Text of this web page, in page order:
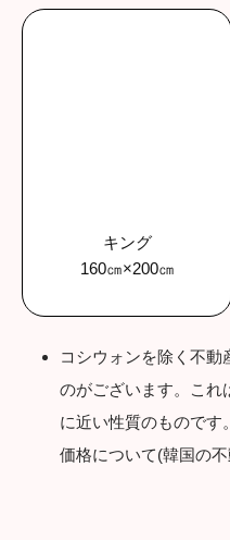
キング
160㎝×200㎝
コシウォンを除く不動
のがございます。これ
に近い性質のもので
価格について(韓国の